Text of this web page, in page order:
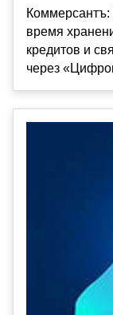
время
кредитов и
через